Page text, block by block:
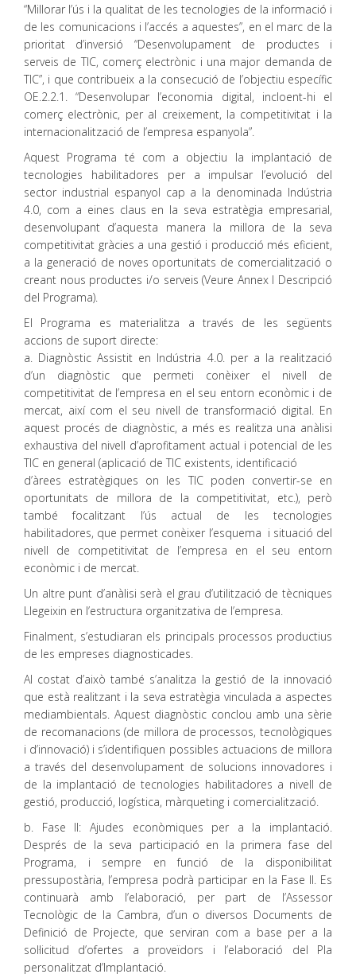
“Millorar l’ús i la qualitat de les tecnologies de la informació i
de les comunicacions i l’accés a aquestes”, en el marc de la
prioritat d’inversió “Desenvolupament de productes i
serveis de TIC, comerç electrònic i una major demanda de
TIC”, i que contribueix a la consecució de l’objectiu específic
OE.2.2.1. “Desenvolupar l’economia digital, incloent-hi el
comerç electrònic, per al creixement, la competitivitat i la
internacionalització de l’empresa espanyola”.
Aquest Programa té com a objectiu la implantació de
tecnologies habilitadores per a impulsar l’evolució del
sector industrial espanyol cap a la denominada Indústria
4.0, com a eines claus en la seva estratègia empresarial,
desenvolupant d’aquesta manera la millora de la seva
competitivitat gràcies a una gestió i producció més eficient,
a la generació de noves oportunitats de comercialització o
creant nous productes i/o serveis (Veure Annex I Descripció
del Programa).
El Programa es materialitza a través de les següents
accions de suport directe:
a. Diagnòstic Assistit en Indústria 4.0. per a la realització
d’un diagnòstic que permeti conèixer el nivell de
competitivitat de l’empresa en el seu entorn econòmic i de
mercat, així com el seu nivell de transformació digital. En
aquest procés de diagnòstic, a més es realitza una anàlisi
exhaustiva del nivell d’aprofitament actual i potencial de les
TIC en general (aplicació de TIC existents, identificació
d’àrees estratègiques on les TIC poden convertir-se en
oportunitats de millora de la competitivitat, etc.), però
també focalitzant l’ús actual de les tecnologies
habilitadores, que permet conèixer l’esquema i situació del
nivell de competitivitat de l’empresa en el seu entorn
econòmic i de mercat.
Un altre punt d’anàlisi serà el grau d’utilització de tècniques
Llegeixin en l’estructura organitzativa de l’empresa.
Finalment, s’estudiaran els principals processos productius
de les empreses diagnosticades.
Al costat d’això també s’analitza la gestió de la innovació
que està realitzant i la seva estratègia vinculada a aspectes
mediambientals. Aquest diagnòstic conclou amb una sèrie
de recomanacions (de millora de processos, tecnològiques
i d’innovació) i s’identifiquen possibles actuacions de millora
a través del desenvolupament de solucions innovadores i
de la implantació de tecnologies habilitadores a nivell de
gestió, producció, logística, màrqueting i comercialització.
b. Fase II: Ajudes econòmiques per a la implantació.
Després de la seva participació en la primera fase del
Programa, i sempre en funció de la disponibilitat
pressupostària, l’empresa podrà participar en la Fase II. Es
continuarà amb l’elaboració, per part de l’Assessor
Tecnològic de la Cambra, d’un o diversos Documents de
Definició de Projecte, que serviran com a base per a la
sol·licitud d’ofertes a proveïdors i l’elaboració del Pla
personalitzat d’Implantació.